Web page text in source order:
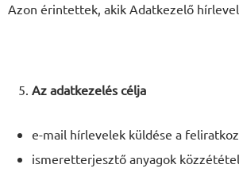
Azon érintettek, akik Adatkezelő
Az adatkezelés célja
e-mail hírlevelek küldése a
ismeretterjesztő anyagok